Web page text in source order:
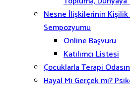
Nesne İlişkilerinin
Sempozyumu
Online Başvuru
Katılımcı Listesi
Çocuklarla Terapi
Hayal Mi Gerçek mi?